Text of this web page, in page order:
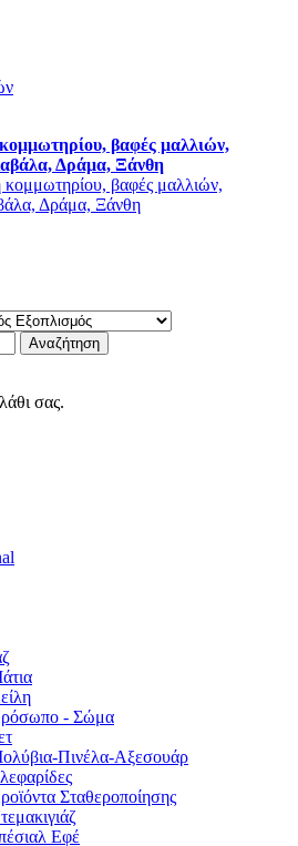
βαφές μαλλιών,
Δράμα, Ξάνθη
Αναζήτηση
σας.
- Σώμα
Πινέλα-Αξεσουάρ
Σταθεροποίησης
Εφέ